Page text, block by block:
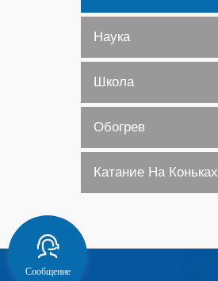
Наука
Школа
Обогрев
Катание На Коньках
Сообщение